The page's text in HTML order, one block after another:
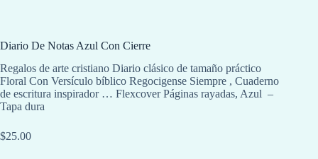
Diario De Notas Azul Con Cierre
Regalos de arte cristiano Diario clásico de tamaño práctico
Floral Con Versículo bíblico Regocigense Siempre , Cuaderno
de escritura inspirador … Flexcover Páginas rayadas, Azul –
Tapa dura
$25.00